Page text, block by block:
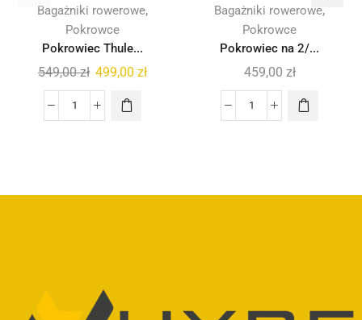
Bagażniki rowerowe,
Pokrowce
Pokrowiec Thule...
549,00zł 499,00 zł
Bagażniki rowerowe,
Pokrowce
Pokrowiec na 2/...
459,00 zł